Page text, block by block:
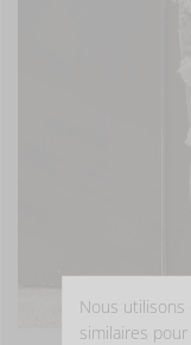
Nous
similaires